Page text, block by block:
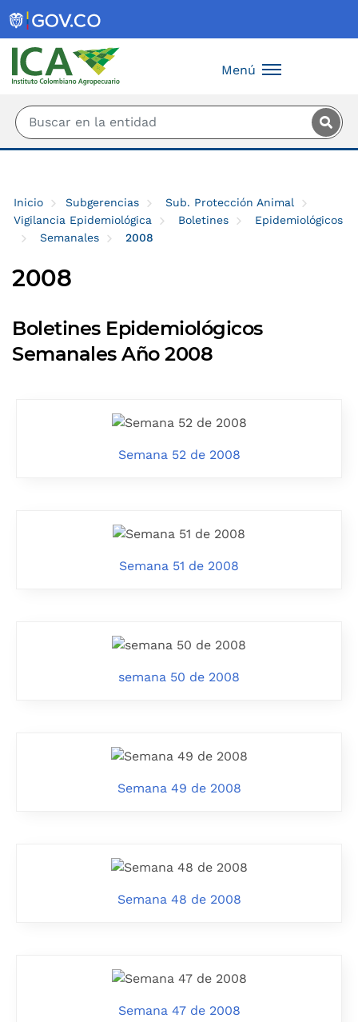
Menú
Inicio Subgerencias
Sub. Protección Animal
Vigilancia Epidemiológica
Boletines
Epidemiológicos
Semanales
2008
2008
Boletines Epidemiológicos
Semanales Año 2008
Semana 52 de 2008
Semana 51 de 2008
semana 50 de 2008
Semana 49 de 2008
Semana 48 de 2008
Semana 47 de 2008